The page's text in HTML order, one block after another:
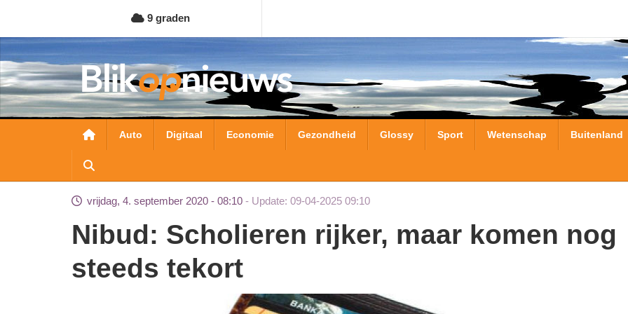
naar
de
inhoud
gaan
9 graden
Hoofdnavigatie
Auto Digitaal Economie Gezondheid Glossy Sport Wetenschap Buitenland
vrijdag, 4. september 2020 - 08:10 Update: 09-04-2025 09:10
Nibud: Scholieren rijker, maar komen nog
steeds tekort